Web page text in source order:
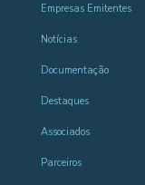
Empresas Emitentes
Notícias
Documentação
Destaques
Associados
Parceiros